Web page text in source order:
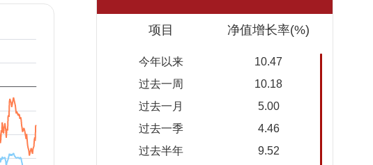
项目 净值增长率(%)
今年以来
10.47
过去一周
10.18
过去一月
5.00
过去一季
4.46
过去半年
9.52
净值
累计净
2026-
0.9236
08-06
2026-
0.8542